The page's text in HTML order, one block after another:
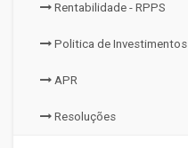
Rentabilidade - RPPS
Politica de Investimentos
APR
Resoluções